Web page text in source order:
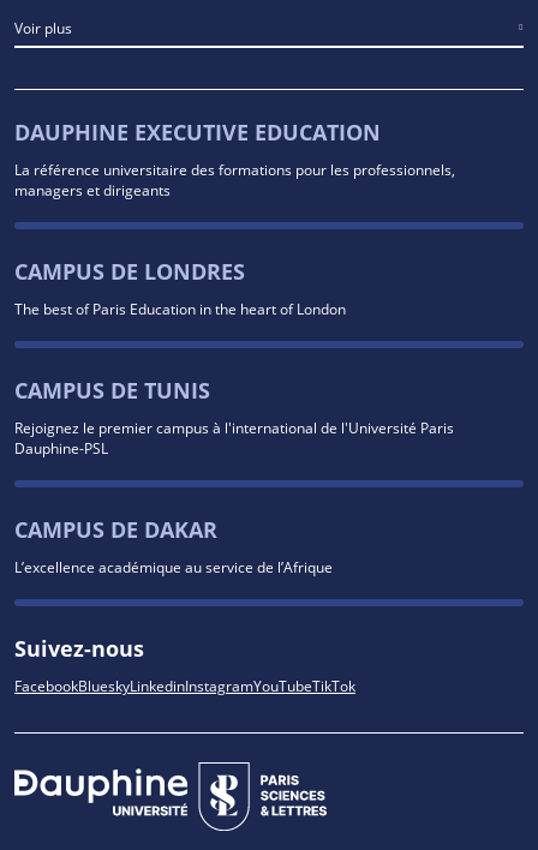
Voir plus
DAUPHINE EXECUTIVE EDUCATION
La référence universitaire des formations pour les professionnels,
managers et dirigeants
CAMPUS DE LONDRES
The best of Paris Education in the heart of London
CAMPUS DE TUNIS
Rejoignez le premier campus à l'international de l'Université Paris
Dauphine-PSL
CAMPUS DE DAKAR
L’excellence académique au service de l’Afrique
Suivez-nous
FacebookBlueskyLinkedinInstagramYouTubeTikTok